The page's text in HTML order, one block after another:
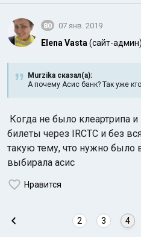
80 07 янв. 2019
Elena Vasta (сайт-админ)
Murzika сказал(а):
А почему Асис банк? Так уже
Когда не было клеартрипа
билеты через IRCTC и без
такую тему, что нужно было
выбирала асис
Нравится
2 3 4